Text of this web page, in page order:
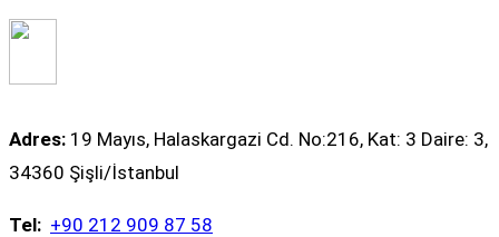
Adres: 19 Mayıs, Halaskargazi Cd. No:216, Kat: 3 Daire: 3,
34360 Şişli/İstanbul
Tel: +90 212 909 87 58